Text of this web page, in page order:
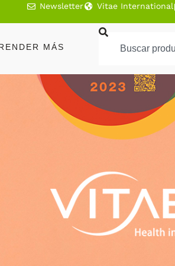
Newsletter Vitae International
MÁS